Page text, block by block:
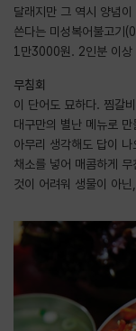
달래지만 그 역시 양념
쓴다는 미성복어불고
1만3000원. 2인분 이상
무침회
이 단어도 묘하다. 찜갈
대구만의 별난 메뉴로
아무리 생각해도 답이
채소를 넣어 매콤하게
것이 어려워 생물이 아